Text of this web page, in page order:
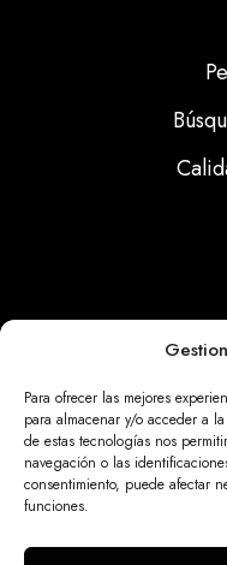
Para ofrecer las mejores
para almacenar y/o acceder a
de estas tecnologías nos
navegación o las
consentimiento, puede afectar
funciones.